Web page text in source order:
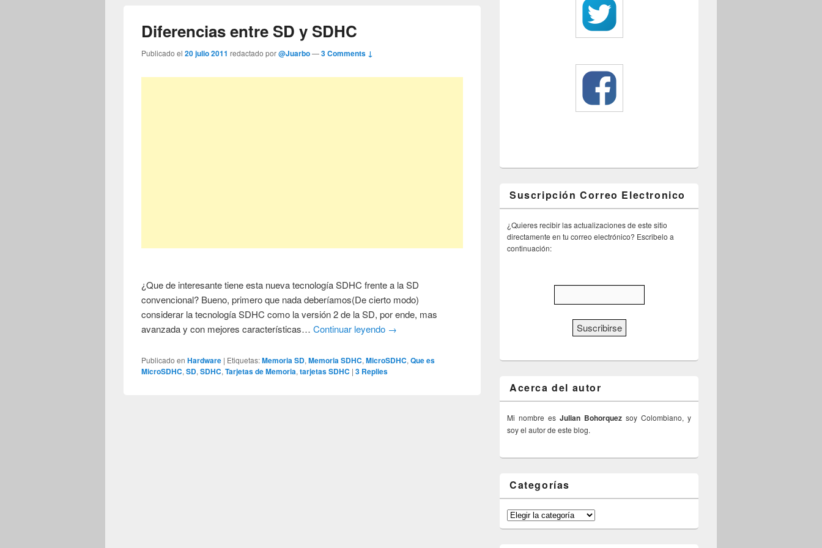
Diferencias entre SD y SDHC
Publicado el20 julio 2011 redactado por@Juarbo—3 Comments ↓
¿Que de interesante tiene esta nueva tecnología SDHC frente a la SD
convencional? Bueno, primero que nada deberíamos(De cierto modo)
considerar la tecnología SDHC como la versión 2 de la SD, por ende, mas
avanzada y con mejores características…Continuar leyendo →
Publicado en Hardware | Etiquetas:Memoria SD,Memoria SDHC,MicroSDHC,Que es
MicroSDHC,SD,SDHC,Tarjetas de Memoria,tarjetas SDHC |3 Replies
Suscripción Correo Electronico
¿Quieres recibir las actualizaciones de este sitio
directamente en tu correo electrónico? Escribelo a
continuación:
Acerca del autor
Mi nombre es Julian Bohorquez soy Colombiano, y
soy el autor de este blog.
Categorías
Categorías